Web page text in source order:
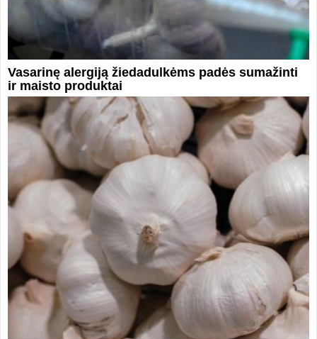
Vasarinę alergiją žiedadulkėms padės sumažinti
ir maisto produktai